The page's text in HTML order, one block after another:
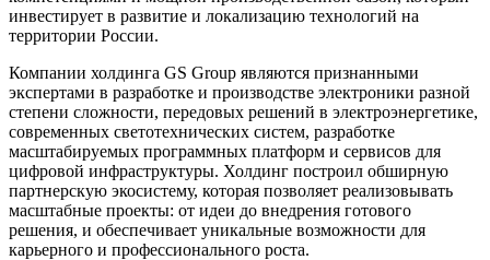
инвестирует в развитие и локализацию технологий на
территории России.
Компании холдинга GS Group являются признанными
экспертами в разработке и производстве электроники разной
степени сложности, передовых решений в электроэнергетике,
современных светотехнических систем, разработке
масштабируемых программных платформ и сервисов для
цифровой инфраструктуры. Холдинг построил обширную
партнерскую экосистему, которая позволяет реализовывать
масштабные проекты: от идеи до внедрения готового
решения, и обеспечивает уникальные возможности для
карьерного и профессионального роста.